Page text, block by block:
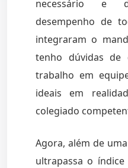
necessário e
desempenho de
integraram o
tenho dúvidas de
trabalho em
ideais em
colegiado
Agora, além de
ultrapassa o